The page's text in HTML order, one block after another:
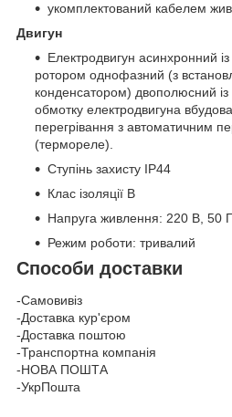
укомплектований кабелем
Двигун
Електродвигун асинхронний
ротором однофазний (з
конденсатором) двополюсний
обмотку електродвигуна
перегрівання з автоматичним
(термореле).
Ступінь захисту IP44
Клас ізоляції В
Напруга живлення: 220 В, 50
Режим роботи: тривалий
Способи доставки
-Самовивіз
-Доставка кур'єром
-Доставка поштою
-Транспортна компанія
-НОВА ПОШТА
-УкрПошта